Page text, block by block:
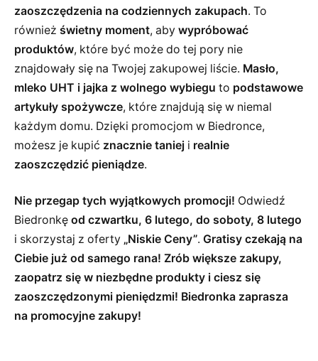
zaoszczędzenia na codziennych zakupach. To
również świetny moment, aby wypróbować
produktów, które być może do tej pory nie
znajdowały się na Twojej zakupowej liście. Masło,
mleko UHT i jajka z wolnego wybiegu to podstawowe
artykuły spożywcze, które znajdują się w niemal
każdym domu. Dzięki promocjom w Biedronce,
możesz je kupić znacznie taniej i realnie
zaoszczędzić pieniądze.
Nie przegap tych wyjątkowych promocji! Odwiedź
Biedronkę od czwartku, 6 lutego, do soboty, 8 lutego
i skorzystaj z oferty „Niskie Ceny”. Gratisy czekają na
Ciebie już od samego rana! Zrób większe zakupy,
zaopatrz się w niezbędne produkty i ciesz się
zaoszczędzonymi pieniędzmi! Biedronka zaprasza
na promocyjne zakupy!